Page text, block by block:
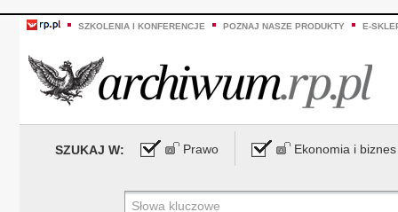
SZKOLENIA I KONFERENCJE POZNAJ NASZE PRODUKTY E-
SZUKAJ W: Prawo Ekonomia i biznes